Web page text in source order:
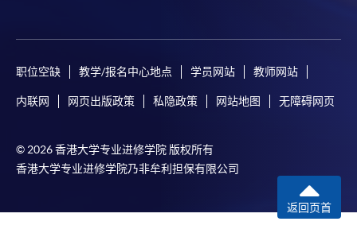
职位空缺 教学/报名中心地点 学员网站 教师网站
内联网 网页出版政策 私隐政策 网站地图 无障碍网页
© 2026 香港大学专业进修学院 版权所有
香港大学专业进修学院乃非牟利担保有限公司
返回页首